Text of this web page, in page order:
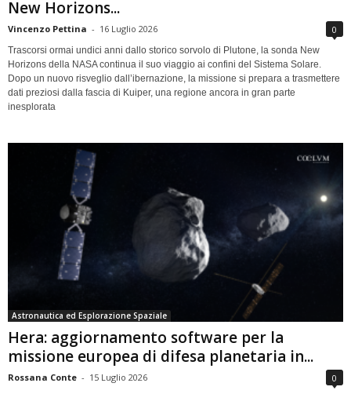
New Horizons...
Vincenzo Pettina - 16 Luglio 2026 0
Trascorsi ormai undici anni dallo storico sorvolo di Plutone, la sonda New
Horizons della NASA continua il suo viaggio ai confini del Sistema Solare.
Dopo un nuovo risveglio dall’ibernazione, la missione si prepara a trasmettere
dati preziosi dalla fascia di Kuiper, una regione ancora in gran parte
inesplorata
Astronautica ed Esplorazione Spaziale
Hera: aggiornamento software per la
missione europea di difesa planetaria in...
Rossana Conte - 15 Luglio 2026 0